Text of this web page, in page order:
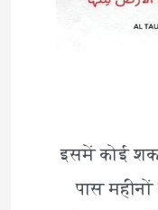
इसमें कोई
पास